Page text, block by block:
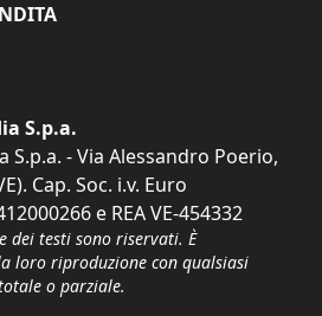
S.p.a.
- Via Alessandro Poerio,
Cap. Soc. i.v. Euro
e REA VE-454332
testi sono riservati. È
loro riproduzione con qualsiasi
o parziale.